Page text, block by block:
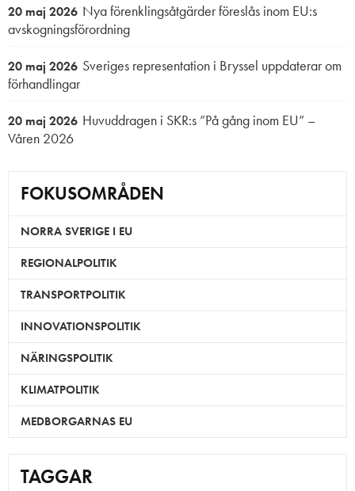
20 maj 2026 Nya förenklingsåtgärder föreslås inom EU:s
avskogningsförordning
20 maj 2026 Sveriges representation i Bryssel uppdaterar om
förhandlingar
20 maj 2026 Huvuddragen i SKR:s ”På gång inom EU” –
Våren 2026
FOKUSOMRÅDEN
NORRA SVERIGE I EU
REGIONALPOLITIK
TRANSPORTPOLITIK
INNOVATIONSPOLITIK
NÄRINGSPOLITIK
KLIMATPOLITIK
MEDBORGARNAS EU
TAGGAR